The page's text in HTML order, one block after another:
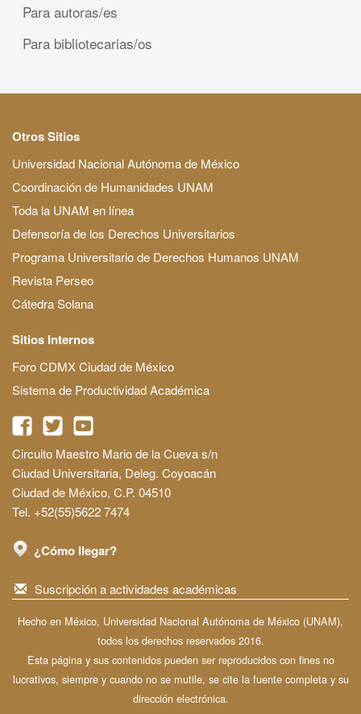
Para autoras/es
Para bibliotecarias/os
Otros Sitios
Universidad Nacional Autónoma de México
Coordinación de Humanidades UNAM
Toda la UNAM en línea
Defensoría de los Derechos Universitarios
Programa Universitario de Derechos Humanos UNAM
Revista Perseo
Cátedra Solana
Sitios Internos
Foro CDMX Ciudad de México
Sistema de Productividad Académica
Circuito Maestro Mario de la Cueva s/n
Ciudad Universitaria, Deleg. Coyoacán
Ciudad de México, C.P. 04510
Tel. +52(55)5622 7474
¿Cómo llegar?
Suscripción a actividades académicas
Hecho en México, Universidad Nacional Autónoma de México (UNAM),
todos los derechos reservados 2016.
Esta página y sus contenidos pueden ser reproducidos con fines no
lucrativos, siempre y cuando no se mutile, se cite la fuente completa y su
dirección electrónica.